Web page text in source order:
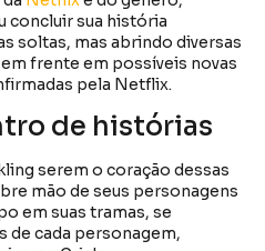
concluir sua história
soltas, mas abrindo diversas
frente em possíveis novas
pela Netflix.
de histórias
serem o coração dessas
mão de seus personagens
em suas tramas, se
de cada personagem,